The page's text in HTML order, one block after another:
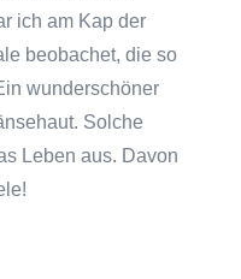
ich am Kap der
beobachet, die so
wunderschöner
Solche
Leben aus. Davon